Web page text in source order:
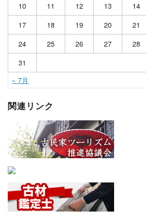
10
11 12 13 14
17
18 19 20 21
24
25 26 27 28
31
« 7月
関連リンク